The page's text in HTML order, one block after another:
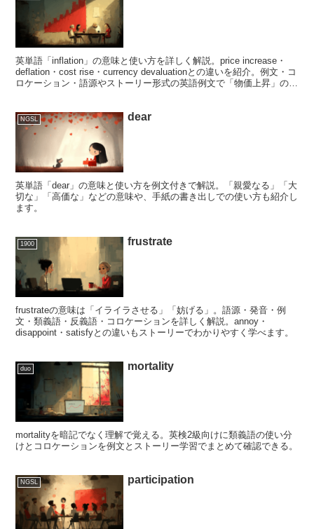
英単語「inflation」の意味と使い方を詳しく解説。price increase・
deflation・cost rise・currency devaluationとの違いを紹介。例文・コ
ロケーション・語源やストーリー形式の英語例文で「物価上昇」のニ
NGSL dear
英単語「dear」の意味と使い方を例文付きで解説。「親愛なる」「大
切な」「高価な」などの意味や、手紙の書き出しでの使い方も紹介し
ます。
1900 frustrate
frustrateの意味は「イライラさせる」「妨げる」。語源・発音・例
文・類義語・反義語・コロケーションを詳しく解説。annoy・
disappoint・satisfyとの違いもストーリーでわかりやすく学べます。
duo mortality
mortalityを暗記でなく理解で覚える。英検2級向けに類義語の使い分
けとコロケーションを例文とストーリー学習でまとめて確認できる。
NGSL participation